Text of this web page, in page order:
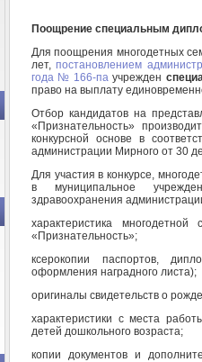
Поощрение специальным
Для поощрения многодетных
лет,постановлением
года № 166-паучрежден
право на выплату
Отбор кандидатов на
«Признательность»
конкурсной основе в
администрации Мирного от 30
Для участия в конкурсе,
в муниципальное
здравоохранения
характеристика
«Признательность»;
ксерокопии паспортов,
оформления наградного листа);
оригиналы свидетельств о
характеристики с места
детей дошкольного возраста;
копии документов и